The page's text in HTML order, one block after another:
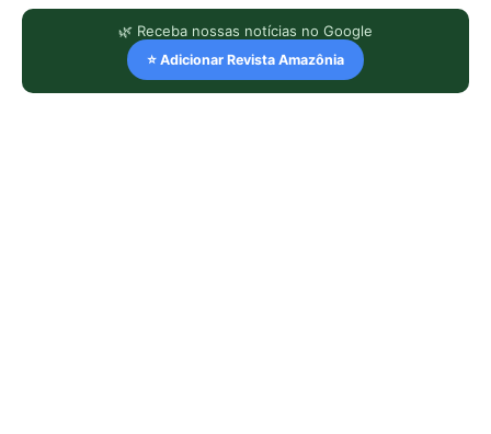
🌿 Receba nossas notícias no Google
⭐ Adicionar Revista Amazônia